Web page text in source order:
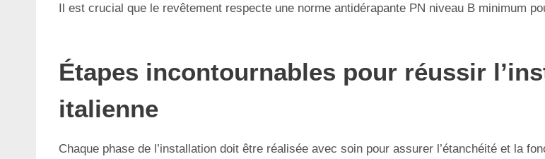
Il est crucial que le revêtement respecte une norme antidérapante PN niveau B minimum
Étapes incontournables pour réussir
italienne
Chaque phase de l’installation doit être réalisée avec soin pour assurer l’étanchéité et la